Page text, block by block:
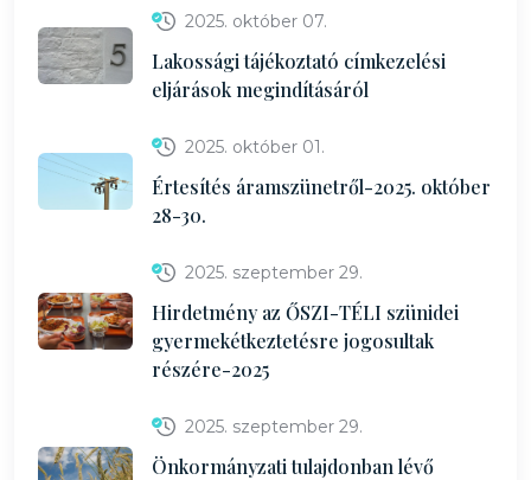
2025. október 07.
Lakossági tájékoztató címkezelési
eljárások megindításáról
2025. október 01.
Értesítés áramszünetről-2025. október
28-30.
2025. szeptember 29.
Hirdetmény az ŐSZI-TÉLI szünidei
gyermekétkeztetésre jogosultak
részére-2025
2025. szeptember 29.
Önkormányzati tulajdonban lévő